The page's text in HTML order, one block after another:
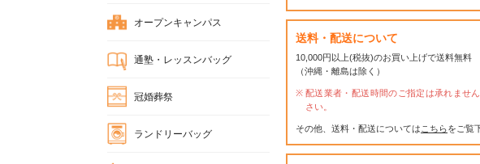
送料・配送について
10,000円以上(税抜)のお買い上げで送料無料
（沖縄・離島は除く）
配送業者・配送時間のご指定は承れませ
さい。
その他、送料・配送については こちらをご覧
オープンキャンパス
通塾・レッスンバッグ
冠婚葬祭
ランドリーバッグ